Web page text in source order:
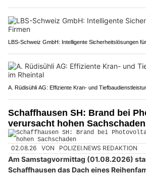
LBS-Schweiz GmbH: Intelligente Sicherheitslösungen
A. Rüdisühli AG: Effiziente Kran- und
Schaffhausen SH: Brand bei
verursacht hohen Sachschaden
02.08.26 VON POLIZEI.NEWS REDAKTION
Am Samstagvormittag (01.08.2026)
Schaffhausen das Dach eines